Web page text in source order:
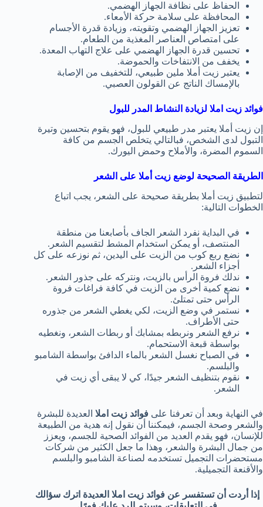
الحفاظ على نظافة الجهاز الهضمي.
المحافظة على سلامة حركة الأمعاء.
تعزيز الجهاز الهضمي وتقويته، وزيادة قدرة الأجسام
على امتصاص العناصر المغذية من الطعام.
تحسين قدرة الجهاز الهضمي على علاج التهاب المعدة.
يخفف من الانتفاخات والحموضة.
يعتبر زيت أملا ملين طبيعي، للتخفيف من الإصابة
بالإمساك الناتج عن القولون العصبي.
فوائد زيت املا لزيادة النشاط المدر للبول
إن زيت أملا يعتبر مدر طبيعي للبول، فهو يقوم بتحسين وتيرة
التبول لدى الشخص، فبالتالي يتخلص الجسم من كافة
السموم المضرة، والأملاح وحمض اليورك.
الطريقة الصحيحة لوضع زيت أملا على الشعر
لتطبيق زيت أملا بطريقة صحيحة على الشعر، يجب اتباع
الخطوات التالية:
في البداية نفرد الشعر الجاف بأصابعنا من منطقة
المنتصف، أو يمكن استخدام المشط لتقسيم الشعر.
نضع ربع كوب من الزيت على اليدين، ثم نوزعه على كل
أجزاء الشعر.
ندلك فروة الرأس بالزيت، ونتركه على جذور الشعر.
نضع كمية أخرى من الزيت في كافة فراغات فروة
الرأس حتى تمتلئ.
نستمر في وضع الزيت، لكي يغطي الشعر من جذوره
حتى الأطراف.
نرفع الشعر ونربطه بمشابك أو ربطات الشعر، ونغطيه
بواسطة قبعة الاستحمام.
في الصباح نغسل الشعر بالماء الدافئ بواسطة الشامبو
والبلسم.
نقوم بتنظيف الشعر جيدًا، كي لا يبقى أي زيت في
الشعر.
في النهاية وبعد أن تعرفنا على فوائد زيت املا العديدة للبشرة
والشعر وصحة الجسم، فيمكننا أن نقول إنه هدية من الطبيعة
للإنسان، فهو يقدم العديد من الفوائد الصحية للجسم، ويعزز
من جمال البشرة والشعر، وهذا ما جعل الكثير من شركات
مستحضرات التجميل تستخدمه لصناعة الشامبو والبلسم
والأقنعة التجميلية.
إذا أردت أن تستفسر عن فوائد زيت املا العديدة اترك سؤالك